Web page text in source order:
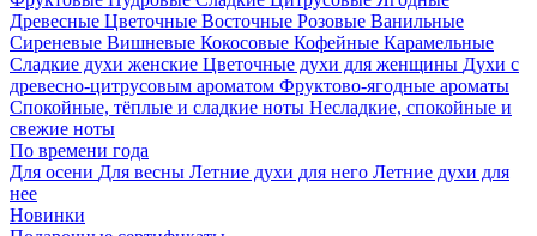
Древесные Цветочные Восточные Розовые Ванильные
Сиреневые Вишневые Кокосовые Кофейные Карамельные
Сладкие духи женские Цветочные духи для женщины Духи с
древесно-цитрусовым ароматом Фруктово-ягодные ароматы
Спокойные, тёплые и сладкие ноты Несладкие, спокойные и
свежие ноты
По времени года
Для осени Для весны Летние духи для него Летние духи для
нее
Новинки